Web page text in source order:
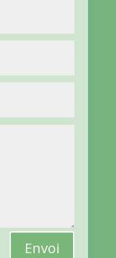
Envoi